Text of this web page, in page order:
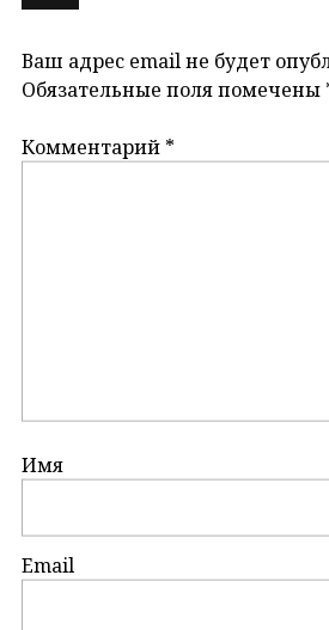
Ваш адрес email не будет
Обязательные поля помечены
Комментарий *
Имя
Email